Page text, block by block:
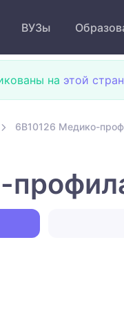
ВУЗы
на этой
6B10126 Медико-